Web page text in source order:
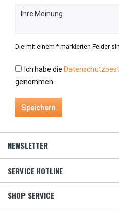
Die mit einem * markierten Felder
Ich habe die
genommen.
Speichern
NEWSLETTER
SERVICE HOTLINE
SHOP SERVICE